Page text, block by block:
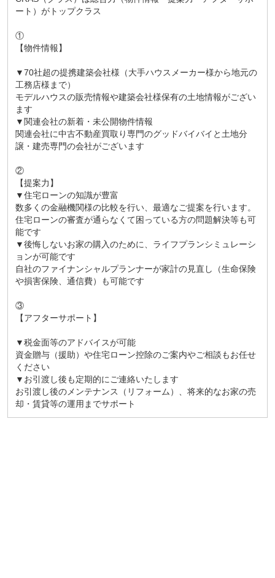
ート）がトップクラス
①
【物件情報】
▼70社超の提携建築会社様（大手ハウスメーカー様から地元の
工務店様まで）
モデルハウスの販売情報や建築会社様保有の土地情報がござい
ます
▼関連会社の新着・未公開物件情報
関連会社に中古不動産買取り専門のグッドバイバイと土地分
譲・建売専門の会社がございます
②
【提案力】
▼住宅ローンの知識が豊富
数多くの金融機関様の比較を行い、最適なご提案を行います。
住宅ローンの審査が通らなくて困っている方の問題解決等も可
能です
▼後悔しないお家の購入のために、ライフプランシミュレーシ
ョンが可能です
自社のファイナンシャルプランナーが家計の見直し（生命保険
や損害保険、通信費）も可能です
③
【アフターサポート】
▼税金面等のアドバイスが可能
資金贈与（援助）や住宅ローン控除のご案内やご相談もお任せ
ください
▼お引渡し後も定期的にご連絡いたします
お引渡し後のメンテナンス（リフォーム）、将来的なお家の売
却・賃貸等の運用までサポート